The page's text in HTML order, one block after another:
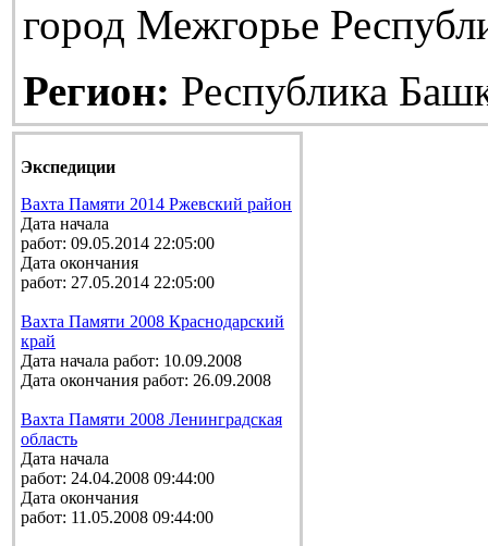
город Межгорье
Регион: Республика
Экспедиции
Вахта Памяти 2014 Ржевский район
Дата начала
работ: 09.05.2014 22:05:00
Дата окончания
работ: 27.05.2014 22:05:00
Вахта Памяти 2008 Краснодарский
край
Дата начала работ: 10.09.2008
Дата окончания работ: 26.09.2008
Вахта Памяти 2008 Ленинградская
область
Дата начала
работ: 24.04.2008 09:44:00
Дата окончания
работ: 11.05.2008 09:44:00